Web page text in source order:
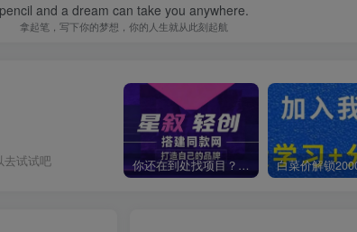
pencil and a dream can take you anywhere.
拿起笔，写下你的梦想，你的人生就从此刻起航
去试试吧 你还在到处找项目？还在当韭菜？我靠卖项目一个月收入5万+，曾经我也是个失败者。